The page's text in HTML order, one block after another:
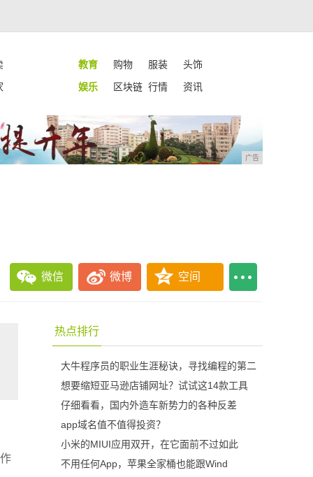
教育 购物 服装
头饰
娱乐 区块链 行情 资讯
广告
微信 微博 空间
热点排行
大牛程序员的职业生涯秘诀，寻找编程的第二
想要缩短亚马逊店铺网址？试试这14款工具
仔细看看，国内外造车新势力的各种反差
app域名值不值得投资？
小米的MIUI应用双开，在它面前不过如此
不用任何App，苹果全家桶也能跟Wind